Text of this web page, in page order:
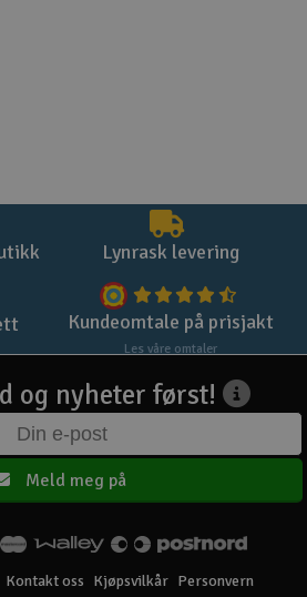
Lynrask levering
Kundeomtale på prisjakt
Les våre omtaler
og nyheter først!
Meld meg på
Kontakt oss Kjøpsvilkår Personvern